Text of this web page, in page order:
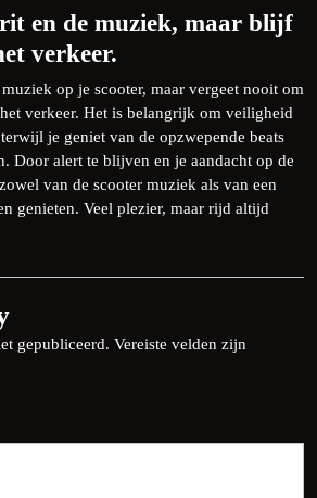
en de muziek, maar blijf
verkeer.
op je scooter, maar vergeet nooit om
verkeer. Het is belangrijk om veiligheid
je geniet van de opzwepende beats
Door alert te blijven en je aandacht op de
van de scooter muziek als van een
genieten. Veel plezier, maar rijd altijd
gepubliceerd. Vereiste velden zijn